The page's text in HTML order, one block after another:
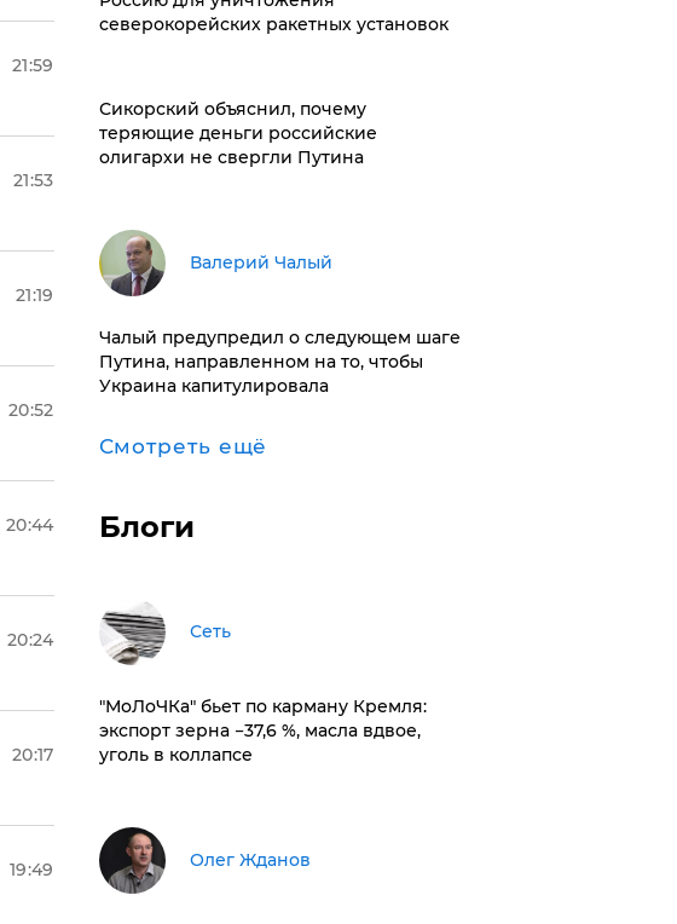
21:59
21:53
21:19
20:52
20:44
20:24
20:17
19:49
северокорейских ракетных установок
Сикорский объяснил, почему
теряющие деньги российские
олигархи не свергли Путина
Валерий Чалый
Чалый предупредил о следующем шаге
Путина, направленном на то, чтобы
Украина капитулировала
Смотреть ещё
Блоги
Сеть
​"МоЛоЧКа" бьет по карману Кремля:
экспорт зерна −37,6 %, масла вдвое,
уголь в коллапсе
Олег Жданов